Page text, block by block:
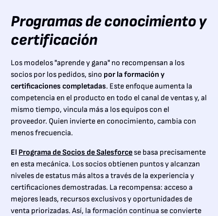
Programas de conocimiento y
certificación
Los modelos "aprende y gana" no recompensan a los
socios por los pedidos, sino por la formación y
certificaciones completadas. Este enfoque aumenta la
competencia en el producto en todo el canal de ventas y, al
mismo tiempo, vincula más a los equipos con el
proveedor. Quien invierte en conocimiento, cambia con
menos frecuencia.
El Programa de Socios de Salesforce se basa precisamente
en esta mecánica. Los socios obtienen puntos y alcanzan
niveles de estatus más altos a través de la experiencia y
certificaciones demostradas. La recompensa: acceso a
mejores leads, recursos exclusivos y oportunidades de
venta priorizadas. Así, la formación continua se convierte